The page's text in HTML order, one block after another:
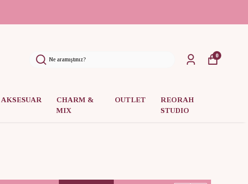
AKSESUAR
CHARM &
MIX
OUTLET
REORAH
STUDIO
0